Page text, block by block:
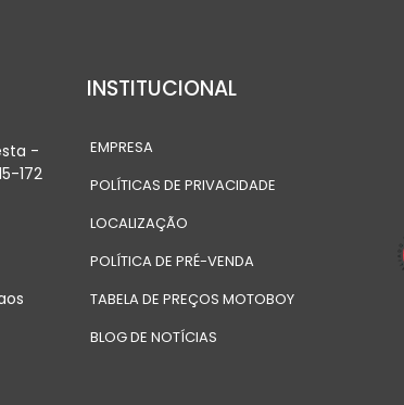
-
172
INSTITUCIONAL
EMPRESA
POLÍTICAS DE PRIVACIDADE
LOCALIZAÇÃO
POLÍTICA DE PRÉ-VENDA
TABELA DE PREÇOS MOTOBOY
BLOG DE NOTÍCIAS